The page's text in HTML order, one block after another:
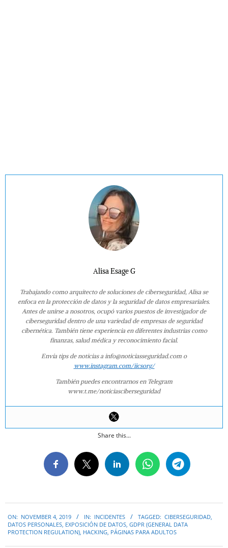
Alisa Esage G
Trabajando como arquitecto de soluciones de ciberseguridad, Alisa se
enfoca en la protección de datos y la seguridad de datos empresariales.
Antes de unirse a nosotros, ocupó varios puestos de investigador de
ciberseguridad dentro de una variedad de empresas de seguridad
cibernética. También tiene experiencia en diferentes industrias como
finanzas, salud médica y reconocimiento facial.
Envía tips de noticias a info@noticiasseguridad.com o
www.instagram.com/iicsorg/
También puedes encontrarnos en Telegram
www.t.me/noticiasciberseguridad
Share this...
11-
04
ON: NOVEMBER 4, 2019 IN: INCIDENTES TAGGED: CIBERSEGURIDAD,
DATOS PERSONALES, EXPOSICIÓN DE DATOS, GDPR (GENERAL DATA
PROTECTION REGULATION), HACKING, PÁGINAS PARA ADULTOS